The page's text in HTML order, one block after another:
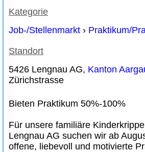
Kategorie
Job-/Stellenmarkt › Praktikum/
Standort
5426 Lengnau AG, Kanton
Zürichstrasse
Bieten Praktikum 50%-100%
Für unsere familiäre
Lengnau AG suchen wir ab
offene, liebevoll und motivierte